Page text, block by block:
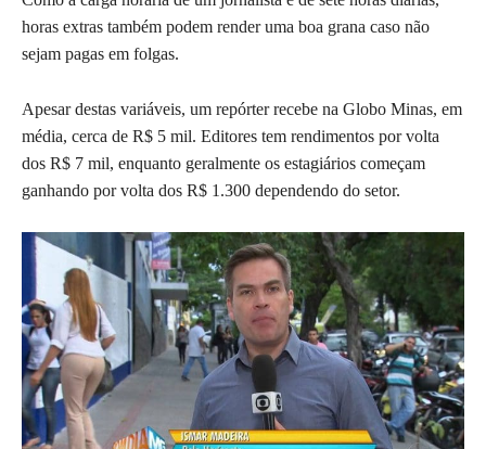
horas extras também podem render uma boa grana caso não
sejam pagas em folgas.
Apesar destas variáveis, um repórter recebe na Globo Minas, em
média, cerca de R$ 5 mil. Editores tem rendimentos por volta
dos R$ 7 mil, enquanto geralmente os estagiários começam
ganhando por volta dos R$ 1.300 dependendo do setor.